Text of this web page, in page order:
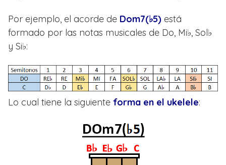
Por ejemplo, el acorde de Dom7(♭5) está
formado por las notas musicales de Do, Mi♭, Sol♭
y Si♭:
Lo cual tiene la siguiente forma en el ukelele: